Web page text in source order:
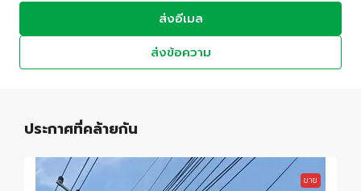
ส่งอีเมล
ส่งข้อความ
ประกาศที่คล้ายกัน
ขาย